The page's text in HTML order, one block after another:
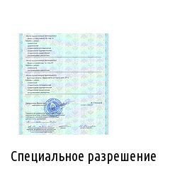
Специальное разрешение